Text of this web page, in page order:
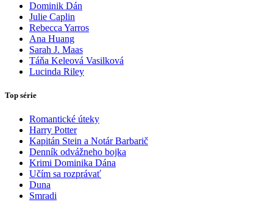
Dominik Dán
Julie Caplin
Rebecca Yarros
Ana Huang
Sarah J. Maas
Táňa Keleová Vasilková
Lucinda Riley
Top série
Romantické úteky
Harry Potter
Kapitán Stein a Notár Barbarič
Denník odvážneho bojka
Krimi Dominika Dána
Učím sa rozprávať
Duna
Smradi